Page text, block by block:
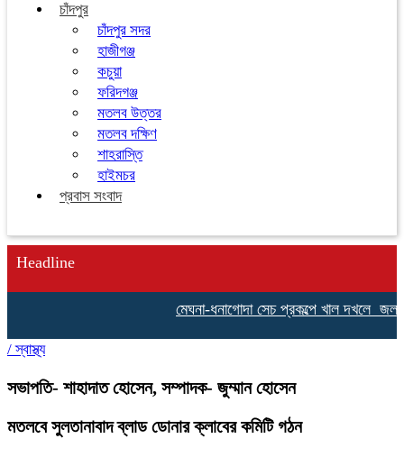
চাঁদপুর
চাঁদপুর সদর
হাজীগঞ্জ
কচুয়া
ফরিদগঞ্জ
মতলব উত্তর
মতলব দক্ষিণ
শাহরাস্তি
হাইমচর
প্রবাস সংবাদ
Headline
মেঘনা-ধনাগোদা সেচ প্রকল্পে খাল দখলে
/স্বাস্থ্য
সভাপতি- শাহাদাত হোসেন, সম্পাদক- জুম্মান হোসেন
মতলবে সুলতানাবাদ ব্লাড ডোনার ক্লাবের কমিটি গঠন